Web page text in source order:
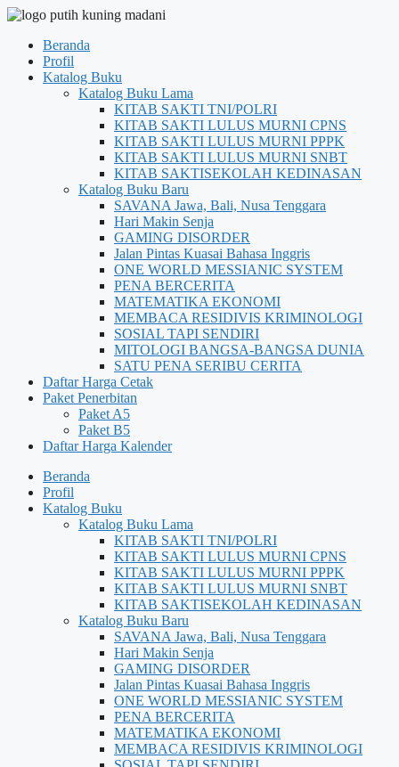
Beranda
Profil
Katalog Buku
Katalog Buku Lama
KITAB SAKTI TNI/POLRI
KITAB SAKTI LULUS MURNI CPNS
KITAB SAKTI LULUS MURNI PPPK
KITAB SAKTI LULUS MURNI SNBT
KITAB SAKTISEKOLAH KEDINASAN
Katalog Buku Baru
SAVANA Jawa, Bali, Nusa Tenggara
Hari Makin Senja
GAMING DISORDER
Jalan Pintas Kuasai Bahasa Inggris
ONE WORLD MESSIANIC SYSTEM
PENA BERCERITA
MATEMATIKA EKONOMI
MEMBACA RESIDIVIS KRIMINOLOGI
SOSIAL TAPI SENDIRI
MITOLOGI BANGSA-BANGSA DUNIA
SATU PENA SERIBU CERITA
Daftar Harga Cetak
Paket Penerbitan
Paket A5
Paket B5
Daftar Harga Kalender
Beranda
Profil
Katalog Buku
Katalog Buku Lama
KITAB SAKTI TNI/POLRI
KITAB SAKTI LULUS MURNI CPNS
KITAB SAKTI LULUS MURNI PPPK
KITAB SAKTI LULUS MURNI SNBT
KITAB SAKTISEKOLAH KEDINASAN
Katalog Buku Baru
SAVANA Jawa, Bali, Nusa Tenggara
Hari Makin Senja
GAMING DISORDER
Jalan Pintas Kuasai Bahasa Inggris
ONE WORLD MESSIANIC SYSTEM
PENA BERCERITA
MATEMATIKA EKONOMI
MEMBACA RESIDIVIS KRIMINOLOGI